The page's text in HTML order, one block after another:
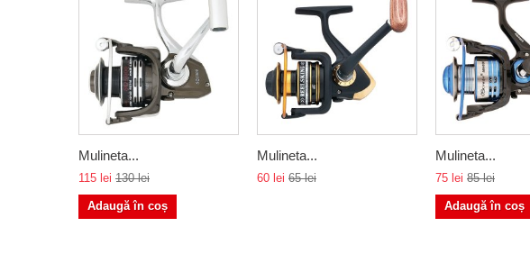
Mulineta...
115 lei 130 lei
Adaugă în coș
Mulineta...
60 lei 65 lei
Mulineta...
75 lei 85 lei
Adaugă în coș